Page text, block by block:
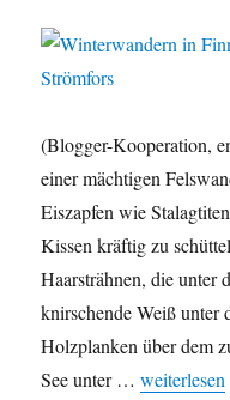
(Blogger-Kooperation,
einer mächtigen
Eiszapfen wie
Kissen kräftig zu
Haarsträhnen, die unter
knirschende Weiß unter
Holzplanken über dem
See unter …weiterlesen